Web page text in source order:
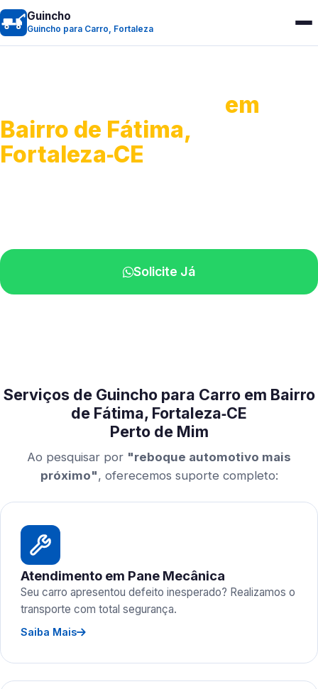
Guincho
Guincho para Carro, Fortaleza
em
Bairro de Fátima,
Fortaleza‑CE
Solicite Já
Serviços de Guincho para Carro em Bairro
de Fátima, Fortaleza‑CE
Perto de Mim
Ao pesquisar por "reboque automotivo mais
próximo", oferecemos suporte completo:
Atendimento em Pane Mecânica
Seu carro apresentou defeito inesperado? Realizamos o
transporte com total segurança.
Saiba Mais